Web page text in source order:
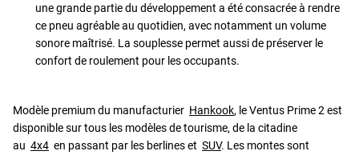
une grande partie du développement a été consacrée à rendre
ce pneu agréable au quotidien, avec notamment un volume
sonore maîtrisé. La souplesse permet aussi de préserver le
confort de roulement pour les occupants.
Modèle premium du manufacturier Hankook, le Ventus Prime 2 est
disponible sur tous les modèles de tourisme, de la citadine
au 4x4 en passant par les berlines et SUV. Les montes sont